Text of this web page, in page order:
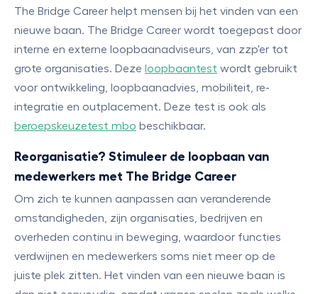
The Bridge Career helpt mensen bij het vinden van een
nieuwe baan. The Bridge Career wordt toegepast door
interne en externe loopbaanadviseurs, van zzp'er tot
grote organisaties. Deze loopbaantest wordt gebruikt
voor ontwikkeling, loopbaanadvies, mobiliteit, re-
integratie en outplacement. Deze test is ook als
beroepskeuzetest mbo beschikbaar.
Reorganisatie? Stimuleer de loopbaan van
medewerkers met The Bridge Career
Om zich te kunnen aanpassen aan veranderende
omstandigheden, zijn organisaties, bedrijven en
overheden continu in beweging, waardoor functies
verdwijnen en medewerkers soms niet meer op de
juiste plek zitten. Het vinden van een nieuwe baan is